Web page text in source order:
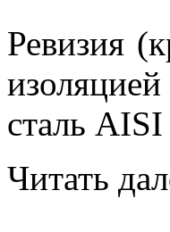
Ревизия
сталь
Читать